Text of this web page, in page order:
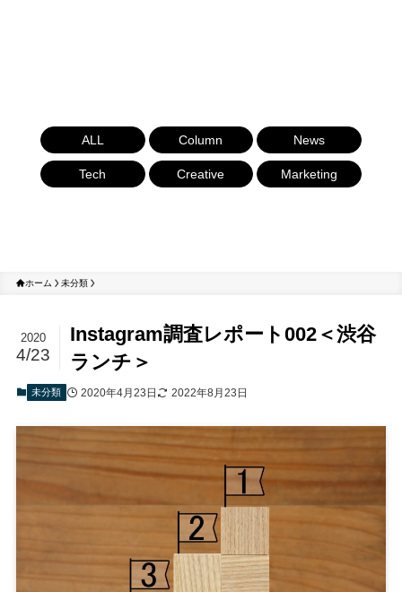
ALL Column News
Tech Creative Marketing
ホーム 未分類
Instagram調査レポート002＜渋谷
ランチ＞
2020
4/23
未分類 2020年4月23日 2022年8月23日